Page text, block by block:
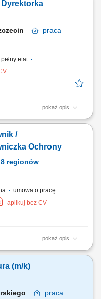
utrzymywanie
realizowanie założonych
praca
pełny etat
pokaż opis
Osoba zatrudniona na
porządkowe. Do głównych
i nadzorowanie
/
Ochrony
umowa o pracę
aplikuj bez CV
pokaż opis
i monitorowanie
reagowanie na sytuacje
procedurami.
(m/k)
praca